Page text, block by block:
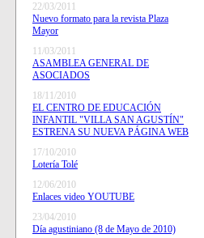
22/03/2011
Nuevo formato para la revista Plaza
Mayor
11/03/2011
ASAMBLEA GENERAL DE
ASOCIADOS
18/11/2010
EL CENTRO DE EDUCACIÓN
INFANTIL "VILLA SAN AGUSTÍN"
ESTRENA SU NUEVA PÁGINA WEB
17/10/2010
Lotería Tolé
12/06/2010
Enlaces video YOUTUBE
23/04/2010
Día agustiniano (8 de Mayo de 2010)